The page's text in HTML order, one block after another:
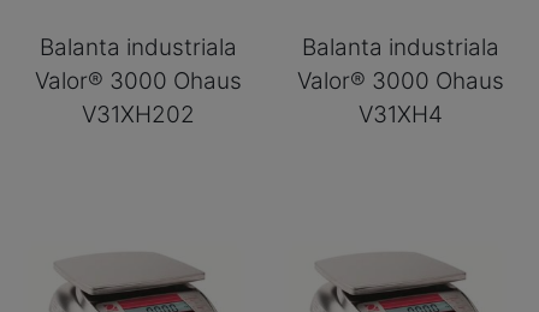
Balanta industriala
Valor® 3000 Ohaus
V31XH202
Balanta industriala
Valor® 3000 Ohaus
V31XH4